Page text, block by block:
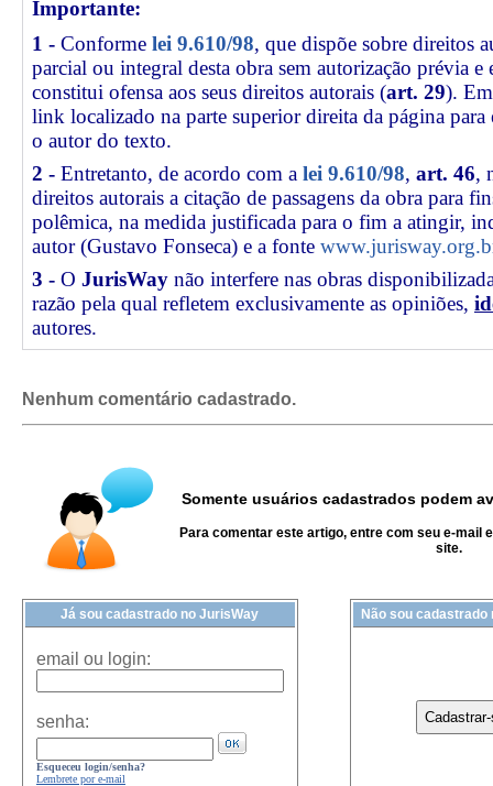
Importante:
1 - Conforme lei 9.610/98, que dispõe sobre direitos
parcial ou integral desta obra sem autorização prévia e
constitui ofensa aos seus direitos autorais (art. 29).
link localizado na parte superior direita da página
o autor do texto.
2 - Entretanto, de acordo com a lei 9.610/98, art. 46,
direitos autorais a citação de passagens da obra para
polêmica, na medida justificada para o fim a atingir,
autor (Gustavo Fonseca) e a fonte
3 - O JurisWay não interfere nas obras
razão pela qual refletem exclusivamente as opiniões,
autores.
Nenhum comentário cadastrado.
Somente usuários cadastrados podem
Para comentar este artigo, entre com seu e-mail
site.
Já sou cadastrado no JurisWay
email ou login:
senha:
Esqueceu login/senha?
Lembrete por e-mail
Não sou cadastrado